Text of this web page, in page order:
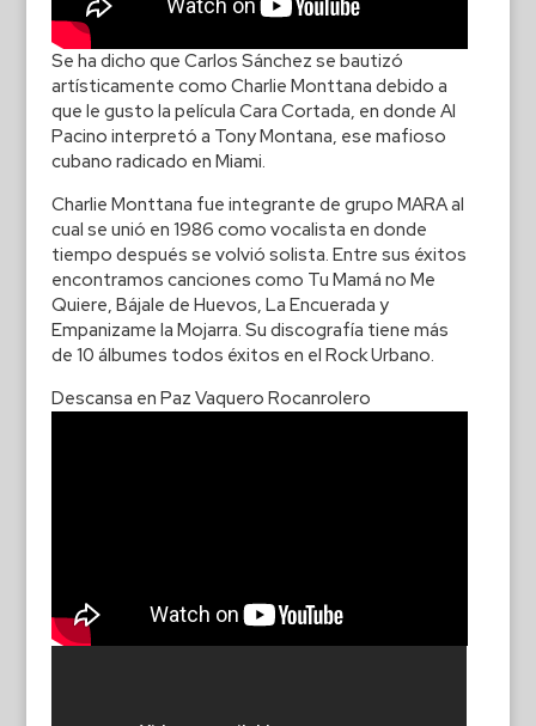
Se ha dicho que Carlos Sánchez se bautizó
artísticamente como Charlie Monttana debido a
que le gusto la película Cara Cortada, en donde Al
Pacino interpretó a Tony Montana, ese mafioso
cubano radicado en Miami.
Charlie Monttana fue integrante de grupo MARA al
cual se unió en 1986 como vocalista en donde
tiempo después se volvió solista. Entre sus éxitos
encontramos canciones como Tu Mamá no Me
Quiere, Bájale de Huevos, La Encuerada y
Empanizame la Mojarra. Su discografía tiene más
de 10 álbumes todos éxitos en el Rock Urbano.
Descansa en Paz Vaquero Rocanrolero